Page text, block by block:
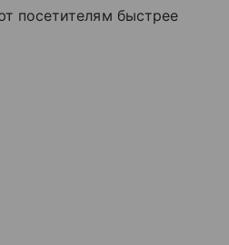
посетителям быстрее